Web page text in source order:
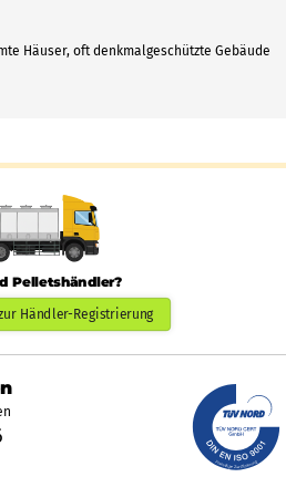
Häuser, oft denkmalgeschützte Gebäude
Pelletshändler?
Händler-Registrierung